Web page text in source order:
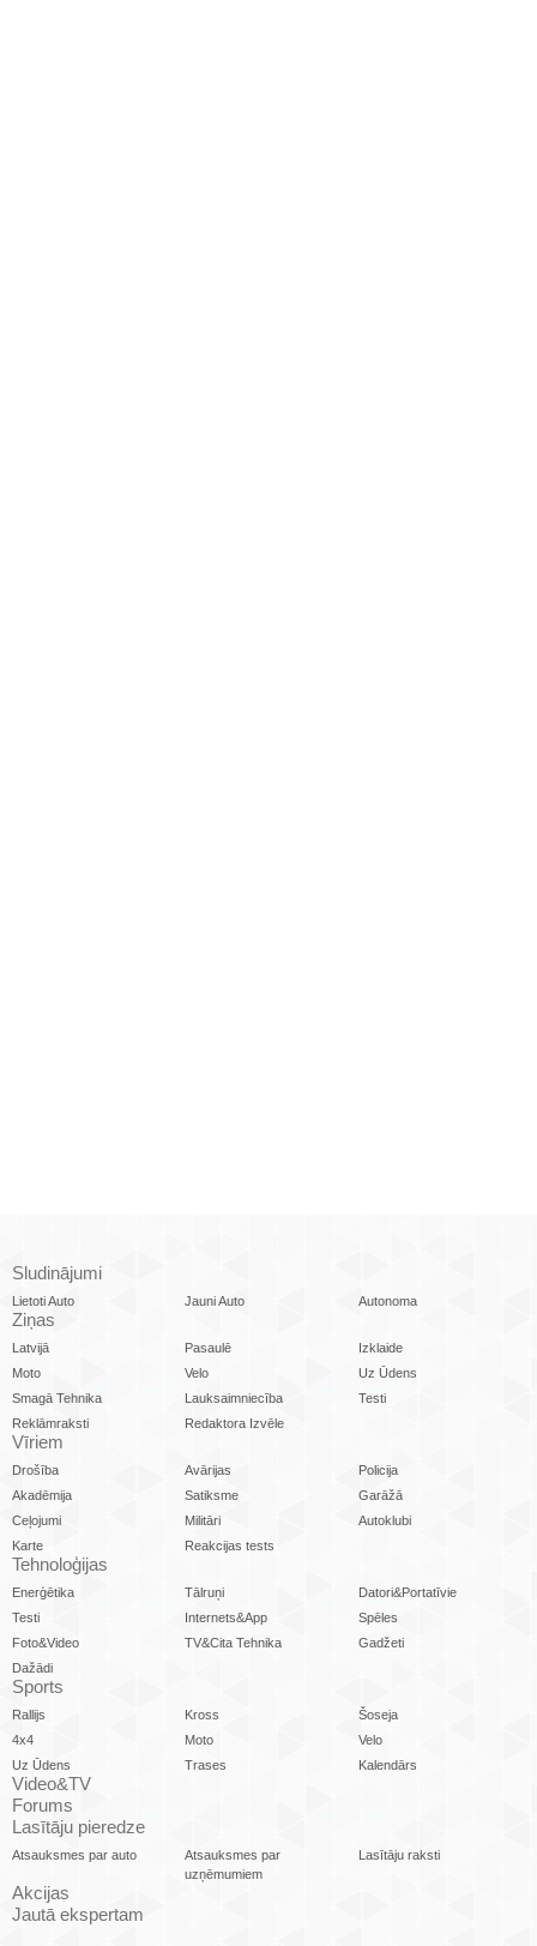
Sludinājumi
Lietoti Auto Jauni Auto Autonoma
Ziņas
Latvijā Pasaulē
Izklaide
Moto
Velo
Uz Ūdens
Smagā Tehnika
Lauksaimniecība
Testi
Reklāmraksti
Redaktora Izvēle
Vīriem
Drošība Avārijas
Policija
Akadēmija
Satiksme
Garāžā
Ceļojumi
Militāri
Autoklubi
Karte
Reakcijas tests
Tehnoloģijas
Enerģētika Tālruņi
Datori&Portatīvie
Testi
Internets&App
Spēles
Foto&Video
TV&Cita Tehnika
Gadžeti
Dažādi
Sports
Rallijs Kross
Šoseja
4x4
Moto
Velo
Uz Ūdens
Trases Kalendārs
Video&TV
Forums
Lasītāju pieredze
Atsauksmes par auto
Atsauksmes par
uzņēmumiem
Lasītāju raksti
Akcijas
Jautā ekspertam